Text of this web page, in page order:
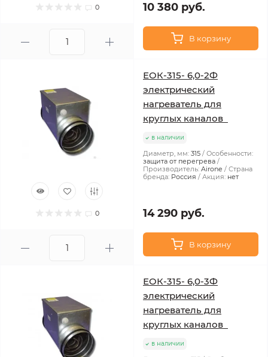
0 10 380 руб.
В корзину
0
ЕОК-315- 6,0-2Ф
электрический
нагреватель для
круглых каналов
в наличии
Диаметр, мм: 315
Особенности:
защита от перегрева
Производитель: Airone
Страна
бренда: Россия Акция: нет
14 290 руб.
В корзину
ЕОК-315- 6,0-3Ф
электрический
нагреватель для
круглых каналов
в наличии